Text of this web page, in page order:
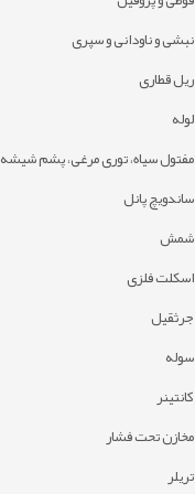
نبشی و ناودانی و سپری
ریل قطاری
لوله
مفتول سیاه، توری مرغی، پشم شیشه
ساندویچ پانل
شمش
اسکلت فلزی
جرثقیل
سوله
کانتینر
مخازن تحت فشار
تریلر